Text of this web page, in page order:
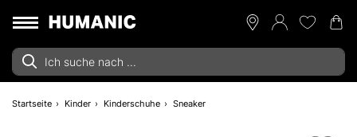
Startseite Kinder Kinderschuhe Sneaker